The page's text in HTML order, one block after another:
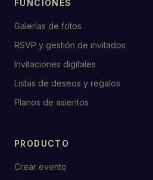
FUNCIONES
Galerías de fotos
RSVP y gestión de invitados
Invitaciones digitales
Listas de deseos y regalos
Planos de asientos
PRODUCTO
Crear evento